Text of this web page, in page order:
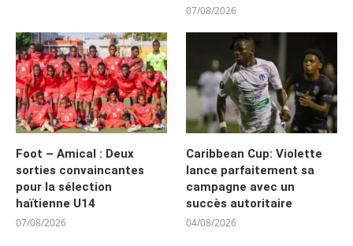
07/08/2026
Foot – Amical : Deux
sorties convaincantes
pour la sélection
haïtienne U14
07/08/2026
Caribbean Cup: Violette
lance parfaitement sa
campagne avec un
succès autoritaire
04/08/2026